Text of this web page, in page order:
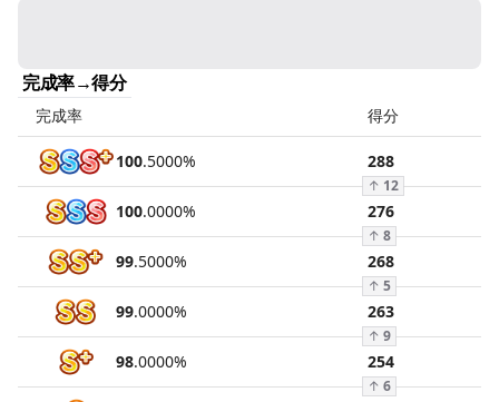
完成率→得分
完成率 得分
100.5000% 288
↑ 12
100.0000% 276
↑ 8
99.5000% 268
↑ 5
99.0000% 263
↑ 9
98.0000% 254
↑ 6